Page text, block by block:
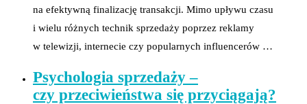
na efektywną finalizację transakcji. Mimo upływu czasu
i wielu różnych technik sprzedaży poprzez reklamy
w telewizji, internecie czy popularnych influencerów …
Psychologia sprzedaży –
czy przeciwieństwa się przyciągają?